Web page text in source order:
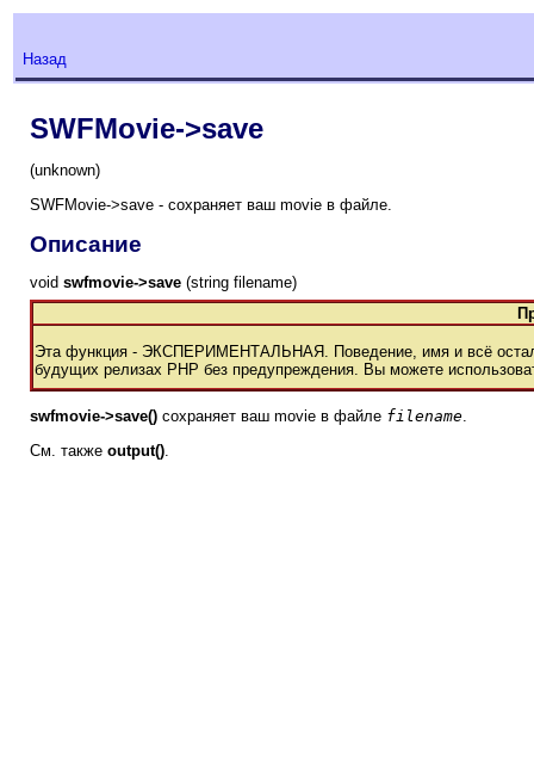
Назад
SWFMovie->save
(unknown)
SWFMovie->save - сохраняет ваш movie в файле.
Описание
void swfmovie->save (string filename)
Эта функция - ЭКСПЕРИМЕНТАЛЬНАЯ. Поведение, имя и всё
будущих релизах РНР без предупреждения. Вы можете
swfmovie->save() сохраняет ваш movie в файле filename.
См. также output()